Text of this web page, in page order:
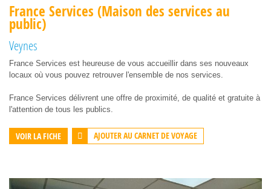
France Services (Maison des services au
public)
Veynes
France Services est heureuse de vous accueillir dans ses nouveaux
locaux où vous pouvez retrouver l'ensemble de nos services.
France Services délivrent une offre de proximité, de qualité et gratuite à
l'attention de tous les publics.
VOIR LA FICHE AJOUTER AU CARNET DE VOYAGE